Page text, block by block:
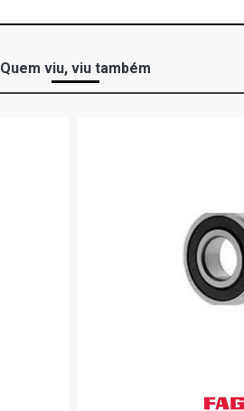
Quem viu, viu também